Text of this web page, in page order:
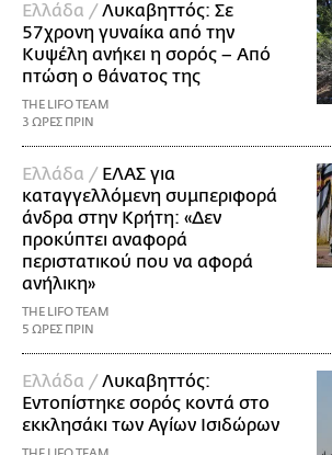
Ελλάδα / Λυκαβηττός: Σε
57χρονη γυναίκα από την
Κυψέλη ανήκει η σορός – Από
πτώση ο θάνατος της
THE LIFO TEAM
3 ΩΡΕΣ ΠΡΙΝ
Ελλάδα / ΕΛΑΣ για
καταγγελλόμενη συμπεριφορά
άνδρα στην Κρήτη: «Δεν
προκύπτει αναφορά
περιστατικού που να αφορά
ανήλικη»
THE LIFO TEAM
5 ΩΡΕΣ ΠΡΙΝ
Ελλάδα / Λυκαβηττός:
Εντοπίστηκε σορός κοντά στο
εκκλησάκι των Αγίων Ισιδώρων